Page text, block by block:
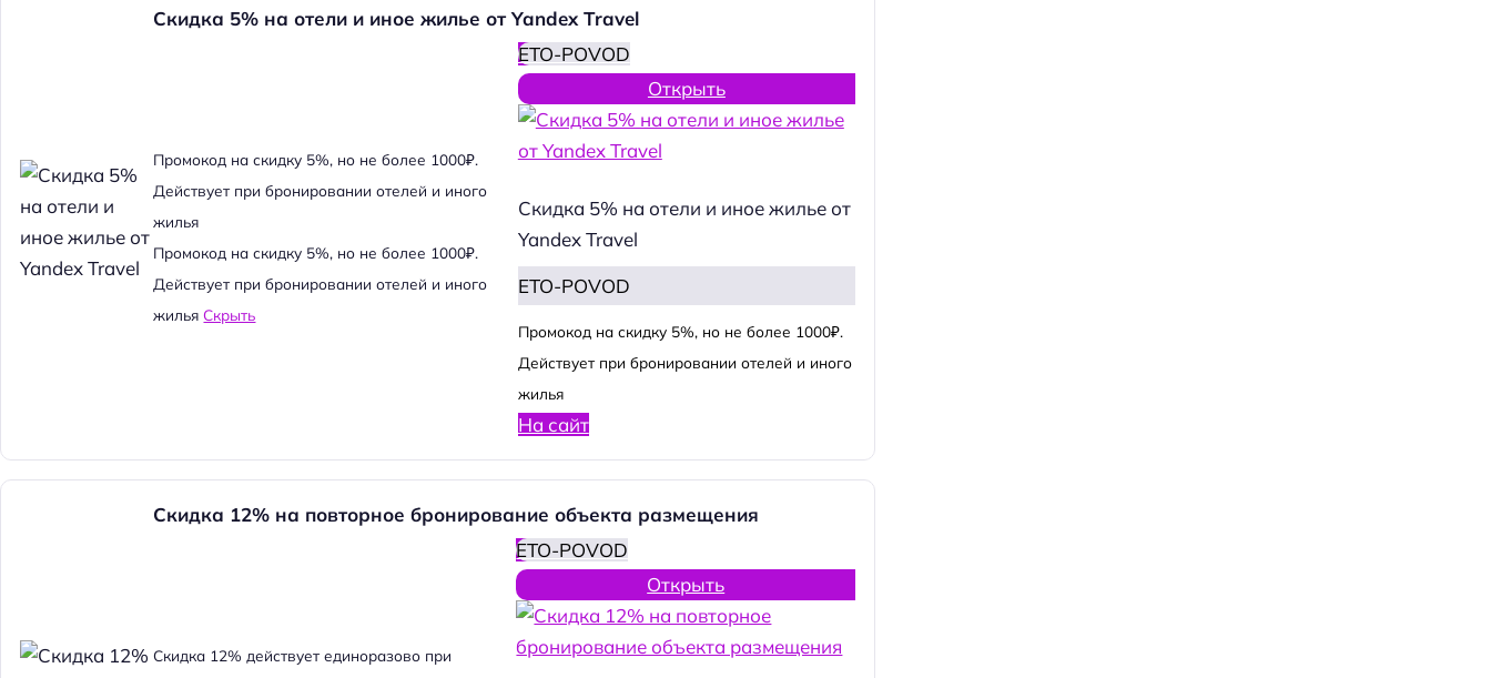
Скидка 5% на отели и иное жилье от Yandex Travel
Промокод на скидку 5%, но не более 1000₽.
Действует при бронировании отелей и иного
жилья
Промокод на скидку 5%, но не более 1000₽.
Действует при бронировании отелей и иного
жильяСкрыть
ETO-POVOD
Открыть
Скидка 5% на отели и иное жилье от
Yandex Travel
ETO-POVOD
Промокод на скидку 5%, но не более 1000₽.
Действует при бронировании отелей и иного
жилья
На сайт
Скидка 12% на повторное бронирование объекта размещения
Cкидка 12% действует единоразово при
ETO-POVOD
Открыть